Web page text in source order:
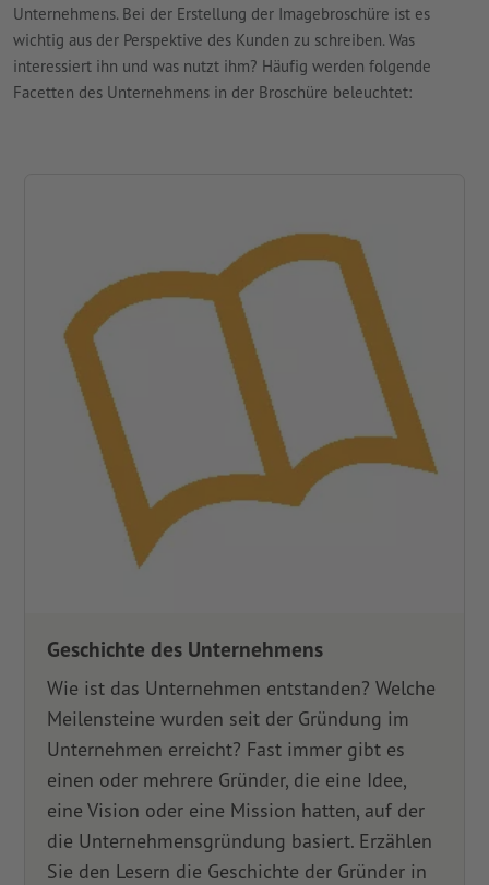
Unternehmens. Bei der Erstellung der Imagebroschüre ist es
wichtig aus der Perspektive des Kunden zu schreiben. Was
interessiert ihn und was nutzt ihm? Häufig werden folgende
Facetten des Unternehmens in der Broschüre beleuchtet:
Geschichte des Unternehmens
Wie ist das Unternehmen entstanden? Welche
Meilensteine wurden seit der Gründung im
Unternehmen erreicht? Fast immer gibt es
einen oder mehrere Gründer, die eine Idee,
eine Vision oder eine Mission hatten, auf der
die Unternehmensgründung basiert. Erzählen
Sie den Lesern die Geschichte der Gründer in